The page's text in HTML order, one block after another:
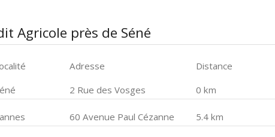
Agricole près de Séné
Adresse
Distance
2 Rue des Vosges 0 km
60 Avenue Paul Cézanne 5.4 km